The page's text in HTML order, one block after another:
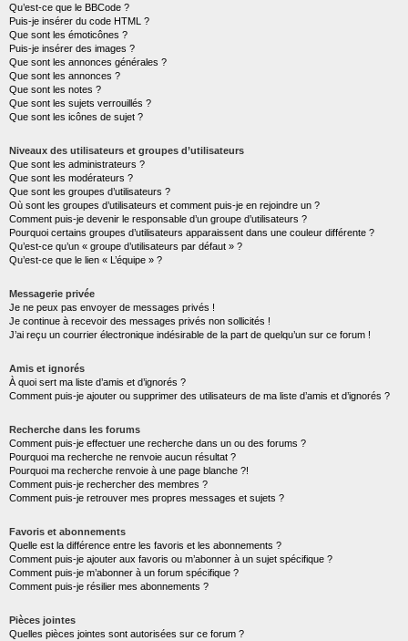
Qu’est-ce que le BBCode ?
Puis-je insérer du code HTML ?
Que sont les émoticônes ?
Puis-je insérer des images ?
Que sont les annonces générales ?
Que sont les annonces ?
Que sont les notes ?
Que sont les sujets verrouillés ?
Que sont les icônes de sujet ?
Niveaux des utilisateurs et groupes d’utilisateurs
Que sont les administrateurs ?
Que sont les modérateurs ?
Que sont les groupes d’utilisateurs ?
Où sont les groupes d’utilisateurs et comment puis-je en rejoindre un ?
Comment puis-je devenir le responsable d’un groupe d’utilisateurs ?
Pourquoi certains groupes d’utilisateurs apparaissent dans une couleur différente ?
Qu’est-ce qu’un « groupe d’utilisateurs par défaut » ?
Qu’est-ce que le lien « L’équipe » ?
Messagerie privée
Je ne peux pas envoyer de messages privés !
Je continue à recevoir des messages privés non sollicités !
J’ai reçu un courrier électronique indésirable de la part de quelqu’un sur ce forum !
Amis et ignorés
À quoi sert ma liste d’amis et d’ignorés ?
Comment puis-je ajouter ou supprimer des utilisateurs de ma liste d’amis et d’ignorés ?
Recherche dans les forums
Comment puis-je effectuer une recherche dans un ou des forums ?
Pourquoi ma recherche ne renvoie aucun résultat ?
Pourquoi ma recherche renvoie à une page blanche ?!
Comment puis-je rechercher des membres ?
Comment puis-je retrouver mes propres messages et sujets ?
Favoris et abonnements
Quelle est la différence entre les favoris et les abonnements ?
Comment puis-je ajouter aux favoris ou m’abonner à un sujet spécifique ?
Comment puis-je m’abonner à un forum spécifique ?
Comment puis-je résilier mes abonnements ?
Pièces jointes
Quelles pièces jointes sont autorisées sur ce forum ?